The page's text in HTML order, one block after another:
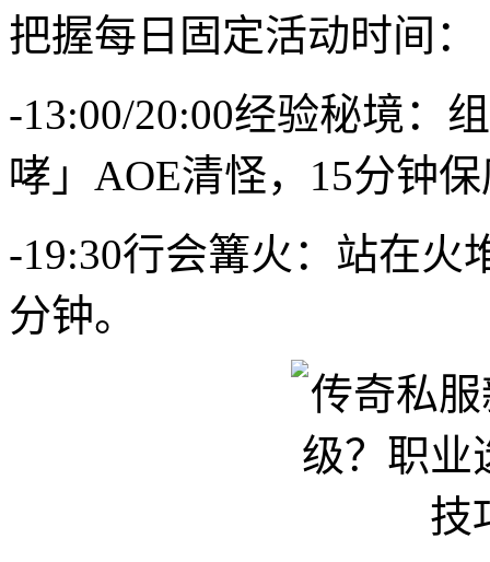
把握每日固定活动时间：
-13:00/20:00经验秘境：
哮」AOE清怪，15分钟
-19:30行会篝火：站在火
分钟。